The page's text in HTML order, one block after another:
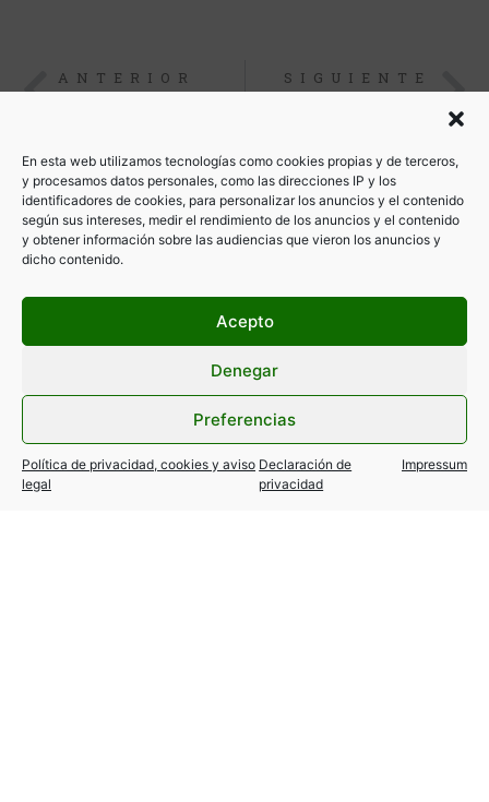
En esta web utilizamos tecnologías como cookies propias y de terceros,
y procesamos datos personales, como las direcciones IP y los
identificadores de cookies, para personalizar los anuncios y el contenido
según sus intereses, medir el rendimiento de los anuncios y el contenido
y obtener información sobre las audiencias que vieron los anuncios y
dicho contenido.
Acepto
Denegar
Preferencias
Política de privacidad, cookies y aviso
legal
Declaración de
privacidad
Impressum
ANTERIOR SIGUIENTE